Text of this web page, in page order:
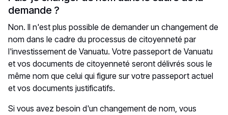
demande ?
Non. Il n'est plus possible de demander un changement de
nom dans le cadre du processus de citoyenneté par
l'investissement de Vanuatu. Votre passeport de Vanuatu
et vos documents de citoyenneté seront délivrés sous le
même nom que celui qui figure sur votre passeport actuel
et vos documents justificatifs.
Si vous avez besoin d'un changement de nom, vous